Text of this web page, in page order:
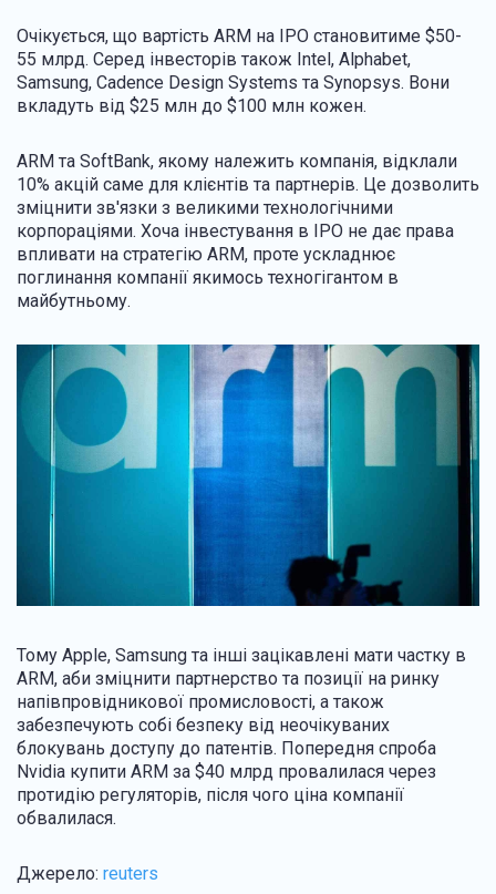
Очікується, що вартість ARM на IPO становитиме $50-
55 млрд. Серед інвесторів також Intel, Alphabet,
Samsung, Cadence Design Systems та Synopsys. Вони
вкладуть від $25 млн до $100 млн кожен.
ARM та SoftBank, якому належить компанія, відклали
10% акцій саме для клієнтів та партнерів. Це дозволить
зміцнити зв'язки з великими технологічними
корпораціями. Хоча інвестування в IPO не дає права
впливати на стратегію ARM, проте ускладнює
поглинання компанії якимось техногігантом в
майбутньому.
Тому Apple, Samsung та інші зацікавлені мати частку в
ARM, аби зміцнити партнерство та позиції на ринку
напівпровідникової промисловості, а також
забезпечують собі безпеку від неочікуваних
блокувань доступу до патентів. Попередня спроба
Nvidia купити ARM за $40 млрд провалилася через
протидію регуляторів, після чого ціна компанії
обвалилася.
Джерело: reuters